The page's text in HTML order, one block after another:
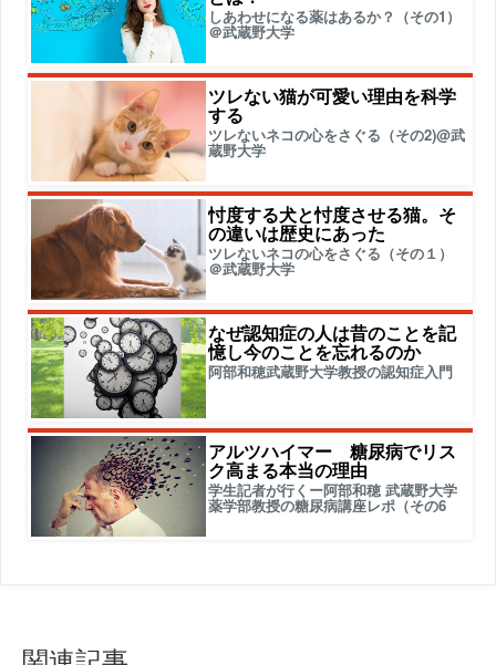
しあわせになる薬はあるか？（その1）
＠武蔵野大学
ツレない猫が可愛い理由を科学
する
ツレないネコの心をさぐる（その2)@武
蔵野大学
忖度する犬と忖度させる猫。そ
の違いは歴史にあった
ツレないネコの心をさぐる（その１）
＠武蔵野大学
なぜ認知症の人は昔のことを記
憶し今のことを忘れるのか
阿部和穂武蔵野大学教授の認知症入門
アルツハイマー 糖尿病でリス
ク高まる本当の理由
学生記者が行くー阿部和穂 武蔵野大学
薬学部教授の糖尿病講座レポ（その6